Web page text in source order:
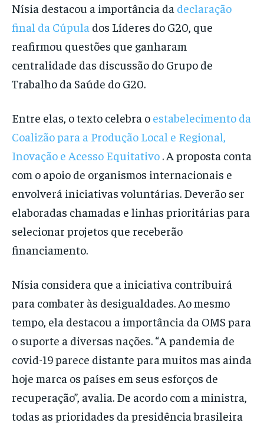
Nísia destacou a importância da declaração
final da Cúpula dos Líderes do G20, que
reafirmou questões que ganharam
centralidade das discussão do Grupo de
Trabalho da Saúde do G20.
Entre elas, o texto celebra o estabelecimento da
Coalizão para a Produção Local e Regional,
Inovação e Acesso Equitativo . A proposta conta
com o apoio de organismos internacionais e
envolverá iniciativas voluntárias. Deverão ser
elaboradas chamadas e linhas prioritárias para
selecionar projetos que receberão
financiamento.
Nísia considera que a iniciativa contribuirá
para combater às desigualdades. Ao mesmo
tempo, ela destacou a importância da OMS para
o suporte a diversas nações. “A pandemia de
covid-19 parece distante para muitos mas ainda
hoje marca os países em seus esforços de
recuperação”, avalia. De acordo com a ministra,
todas as prioridades da presidência brasileira